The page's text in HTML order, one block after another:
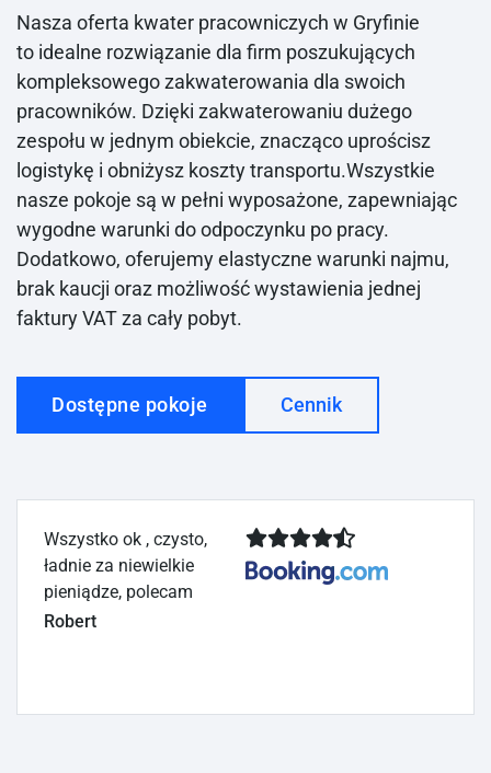
Nasza oferta kwater pracowniczych w Gryfinie
to idealne rozwiązanie dla firm poszukujących
kompleksowego zakwaterowania dla swoich
pracowników. Dzięki zakwaterowaniu dużego
zespołu w jednym obiekcie, znacząco uprościsz
logistykę i obniżysz koszty transportu.Wszystkie
nasze pokoje są w pełni wyposażone, zapewniając
wygodne warunki do odpoczynku po pracy.
Dodatkowo, oferujemy elastyczne warunki najmu,
brak kaucji oraz możliwość wystawienia jednej
faktury VAT za cały pobyt.
Dostępne pokoje Cennik
Wszystko ok , czysto,
ładnie za niewielkie
pieniądze, polecam
Robert